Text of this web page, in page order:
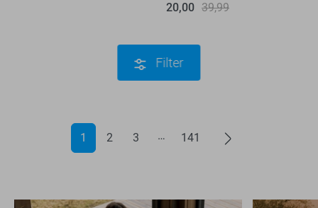
20,00 39,99
Filter
1 2 3 141